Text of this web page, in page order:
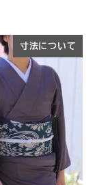
寸法について